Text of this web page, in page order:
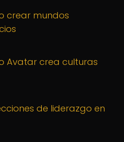
crear mundos
Avatar crea culturas
de liderazgo en